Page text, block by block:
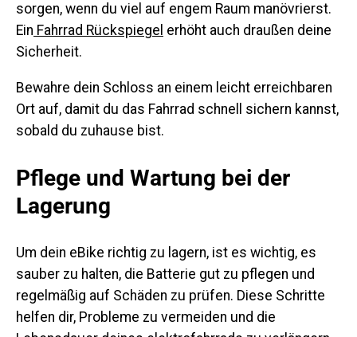
sorgen, wenn du viel auf engem Raum manövrierst.
Ein Fahrrad Rückspiegel erhöht auch draußen deine
Sicherheit.
Bewahre dein Schloss an einem leicht erreichbaren
Ort auf, damit du das Fahrrad schnell sichern kannst,
sobald du zuhause bist.
Pflege und Wartung bei der
Lagerung
Um dein eBike richtig zu lagern, ist es wichtig, es
sauber zu halten, die Batterie gut zu pflegen und
regelmäßig auf Schäden zu prüfen. Diese Schritte
helfen dir, Probleme zu vermeiden und die